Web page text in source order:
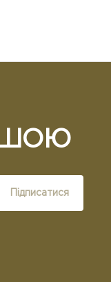
Підписатися